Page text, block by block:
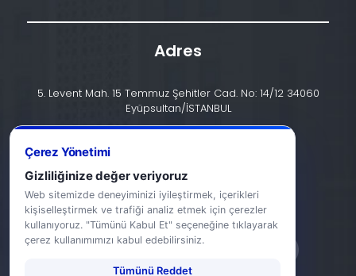
Adres
5. Levent Mah. 15 Temmuz Şehitler Cad. No: 14/12 34060
Eyüpsultan/İSTANBUL
info@halic.edu.tr
Çerez Yönetimi
Gizliliğinize değer veriyoruz
Web sitemizde deneyiminizi iyileştirmek, içerikleri
kişiselleştirmek ve trafiği analiz etmek için çerezler
kullanıyoruz. "Tümünü Kabul Et" seçeneğine tıklayarak
çerez kullanımımızı kabul edebilirsiniz.
Tümünü Reddet